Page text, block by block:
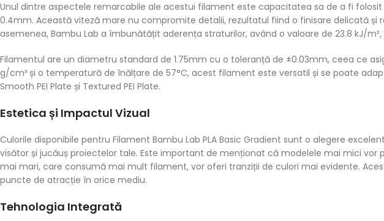
Unul dintre aspectele remarcabile ale acestui filament este capacitatea sa de a fi
0.4mm. Această viteză mare nu compromite detalii, rezultatul fiind o finisare delicată
asemenea, Bambu Lab a îmbunătățit aderența straturilor, având o valoare de 23.8 kJ/
Filamentul are un diametru standard de 1.75mm cu o toleranță de ±0.03mm, ceea ce
g/cm³ și o temperatură de înălțare de 57°C, acest filament este versatil și se poate
Smooth PEI Plate și Textured PEI Plate.
Estetica și Impactul Vizual
Culorile disponibile pentru Filament Bambu Lab PLA Basic Gradient sunt o alegere
visător și jucăuș proiectelor tale. Este important de menționat că modelele mai mici
mai mari, care consumă mai mult filament, vor oferi tranziții de culori mai evidente.
puncte de atracție în orice mediu.
Tehnologia Integrată